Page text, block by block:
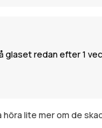
redan efter 1
lite mer om de